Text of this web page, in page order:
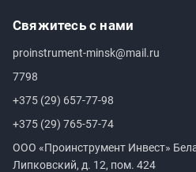
Свяжитесь с нами
proinstrument-minsk@mail.ru
7798
+375 (29) 657-77-98
+375 (29) 765-57-74
ООО «Проинструмент Инвест»
Липковский, д. 12, пом. 424